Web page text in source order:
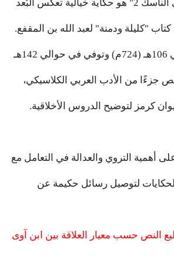
نص "الأسد وابن آوى الناسك 2" هو حكاية خيالية تعكس البُعد
"كليلة ودمنة" لعبد الله بن المقفع.
وُلد بن المقفع حوالي 106هـ (724م) وتوفي في حوالي 142هـ
النص جزءًا من الأدب العربي الكلاسيكي،
كرمز لتوضيح الدروس الأخلاقية.
أهمية التروي والعدالة في التعامل مع
لتوصيل رسائل حكيمة عن
النص حسب معيار العلاقة بين ابن آوى